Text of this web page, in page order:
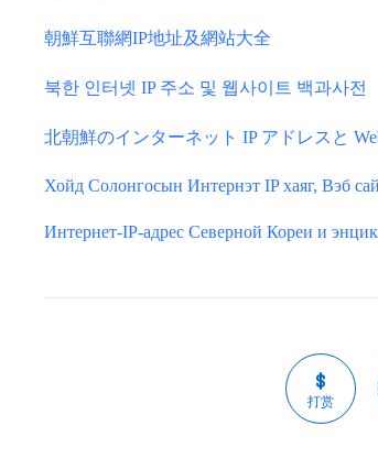
朝鮮互聯網IP地址及網站大全
북한 인터넷 IP 주소 및 웹사이트 백과사전
北朝鮮のインターネット IP アドレスと
Хойд Солонгосын Интернэт IP хаяг, Вэб
Интернет-IP-адрес Северной Кореи и
打赏